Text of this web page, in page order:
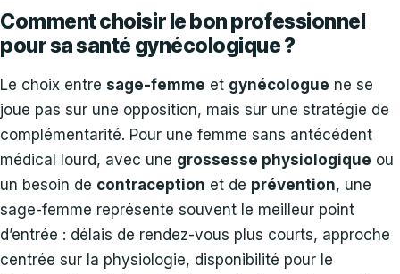
Comment choisir le bon professionnel
pour sa santé gynécologique ?
Le choix entre sage-femme et gynécologue ne se
joue pas sur une opposition, mais sur une stratégie de
complémentarité. Pour une femme sans antécédent
médical lourd, avec une grossesse physiologique ou
un besoin de contraception et de prévention, une
sage-femme représente souvent le meilleur point
d’entrée : délais de rendez-vous plus courts, approche
centrée sur la physiologie, disponibilité pour le